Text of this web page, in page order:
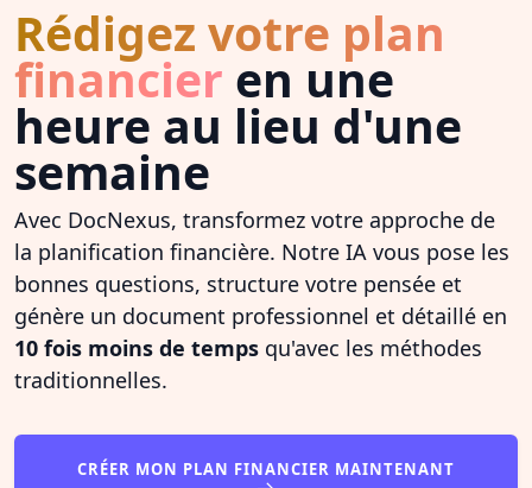
Rédigez votre plan
financier en une
heure au lieu d'une
semaine
Avec DocNexus, transformez votre approche de
la planification financière. Notre IA vous pose les
bonnes questions, structure votre pensée et
génère un document professionnel et détaillé en
10 fois moins de temps qu'avec les méthodes
traditionnelles.
CRÉER MON PLAN FINANCIER MAINTENANT